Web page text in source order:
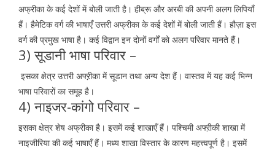
अफ्रीका के कई देशों में बोली जाती है। हीब्रू और अरबी की अपनी अलग लिपियाँ
हैं। हैमेटिक वर्ग की भाषाएँ उत्तरी अफ्रीका के कई देशों में बोली जाती हैं। हौज़ा इस
वर्ग की प्रमुख भाषा है। कई विद्वान इन दोनों वर्गों को अलग परिवार मानते हैं।
3) सूडानी भाषा परिवार –
इसका क्षेत्र उत्तरी अफ्ऱीका में सूडान तथा अन्य देश हैं। वास्तव में यह कई भिन्न
भाषा परिवारों का समूह है।
4) नाइजर-कांगो परिवार –
इसका क्षेत्र शेष अफ्रीका है। इसमें कई शाखाएँ हैं। पश्चिमी अफ्ऱीकी शाखा में
नाइजीरिया की कई भाषाएँ हैं। मध्य शाखा विस्तार के कारण महत्त्वपूर्ण है। इसमें